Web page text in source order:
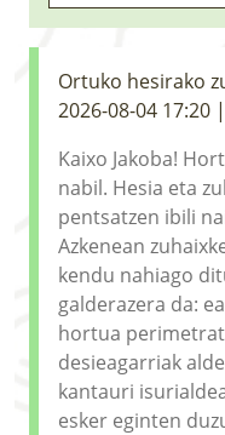
LURRAREN
AZOKA
Ortuko hesirako
2026-08-04 17:20
Kaixo Jakoba!
nabil. Hesia eta
pentsatzen ibili
Azkenean
kendu nahiago
galderazera da:
hortua
desieagarriak
kantauri
esker eginten